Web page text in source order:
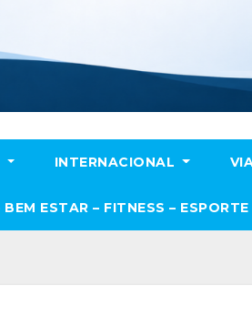
INTERNACIONAL
BEM ESTAR – FITNESS – ESPORTE